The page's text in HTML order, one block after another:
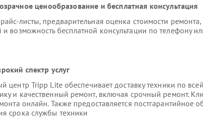
ценообразование и бесплатная консультация
листы, предварительная оценка стоимости ремонта,
и возможность бесплатной консультации по телефону
спектр услуг
центр Tripp Lite обеспечивает доставку техники по
и качественный ремонт, включая срочный ремонт.
онлайн. Также предоставляется постгарантийное
срока службы техники